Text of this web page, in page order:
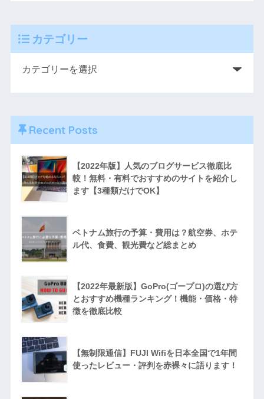
カテゴリー
Recent Posts
【2022年版】人気のブログサービス徹底比
較！無料・有料でおすすめのサイトを紹介し
ます【3種類だけでOK】
ベトナム旅行の予算・費用は？航空券、ホテ
ル代、食費、観光費など総まとめ
【2022年最新版】GoPro(ゴープロ)の選び方
とおすすめ機種ランキング！機能・価格・特
徴を徹底比較
【無制限通信】FUJI Wifiを日本全国で1年間
使ったレビュー・評判を赤裸々に語ります！